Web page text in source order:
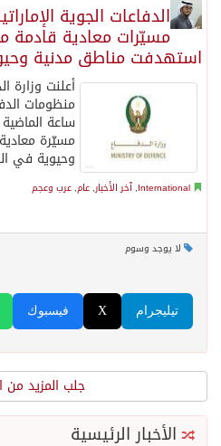
مسيّرات معادية قادمة
استهدفت مناطق مدنية
أعلنت وزارة
مسيّرة
وحيوية في
International
, آخر الأخبار, عام, عرب وعجم
لا يوجد وسوم
فيسبوك X تيليجرام
جلب المزيد من
الأخبار الرئيسية